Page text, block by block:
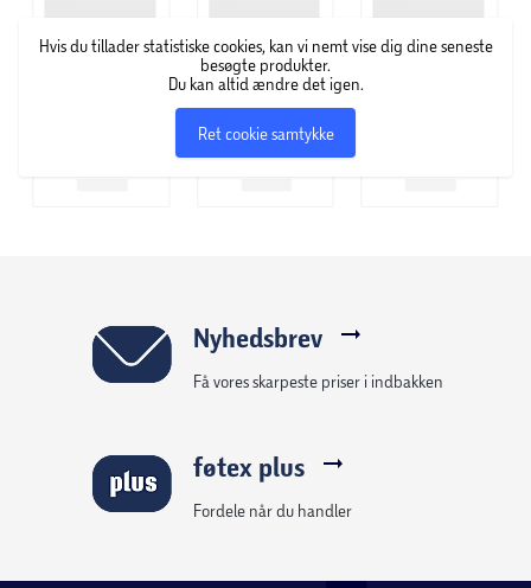
med en fin børste kunne fremhæve øjenvipper.
Eksperimentet blev startskuddet på Maybelline New York,
som blev skiftet af Mabels bror, Tom Lyle Williams i 1917. I
dag er Maybelline New York et af de førende makeup-
brands i over 120 lande i verden. New Yorker-filosofien er
klar og enkel; Maybelline New York har fingeren på pulsen,
Hvis du tillader statistiske cookies, kan vi nemt vise dig dine seneste
besøgte produkter.
Du kan altid ændre det igen.
Ret cookie samtykke
Nyhedsbrev
Få vores skarpeste priser i indbakken
føtex plus
Fordele når du handler